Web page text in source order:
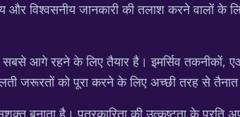
और विश्वसनीय जानकारी की तलाश करने वालों के
आगे रहने के लिए तैयार है। इमर्सिव तकनीकों,
जरूरतों को पूरा करने के लिए अच्छी तरह से
बनाता है। पत्रकारिता की उत्कृष्टता के प्रति